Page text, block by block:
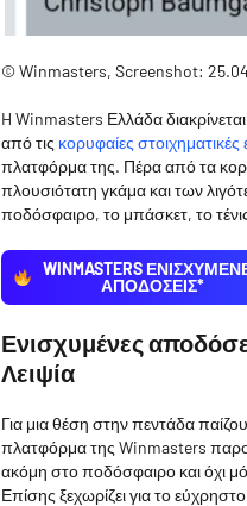
© Winmasters, Screenshot:
H Winmasters Ελλάδα
από τις κορυφαίες στοιχηματικές
πλατφόρμα της. Πέρα από τα
πλουσιότατη γκάμα και των
ποδόσφαιρο, το μπάσκετ, το
WINMASTERS
ΑΠΟΔΟΣΕΙΣ*
Ενισχυμένες
Λειψία
Για μια θέση στην πεντάδα
πλατφόρμα της Winmasters
ακόμη στο ποδόσφαιρο και όχι
Επίσης ξεχωρίζει για το